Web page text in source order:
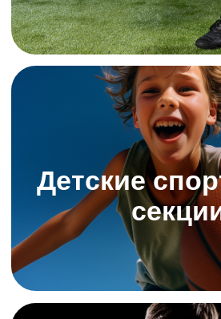
Трудно отследить
предпочтения клиентов
Нет понимания, кто ходит
регулярно, а кто давно потерял
интерес. Неизвестны предпочтения
посетителей и нет точек роста и
базы для персонализированного
сервиса.
Сложно контролировать
сотрудников
Количество занятий по
абонементам не отслеживается и
нет напоминаний о продлении.
Постоянно приходится сверяться с